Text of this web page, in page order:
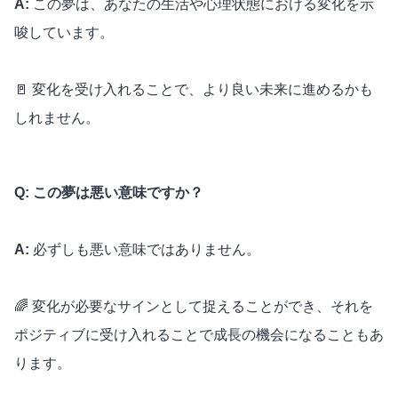
A: この夢は、あなたの生活や心理状態における変化を示
唆しています。
🚪 変化を受け入れることで、より良い未来に進めるかも
しれません。
Q: この夢は悪い意味ですか？
A: 必ずしも悪い意味ではありません。
🌈 変化が必要なサインとして捉えることができ、それを
ポジティブに受け入れることで成長の機会になることもあ
ります。